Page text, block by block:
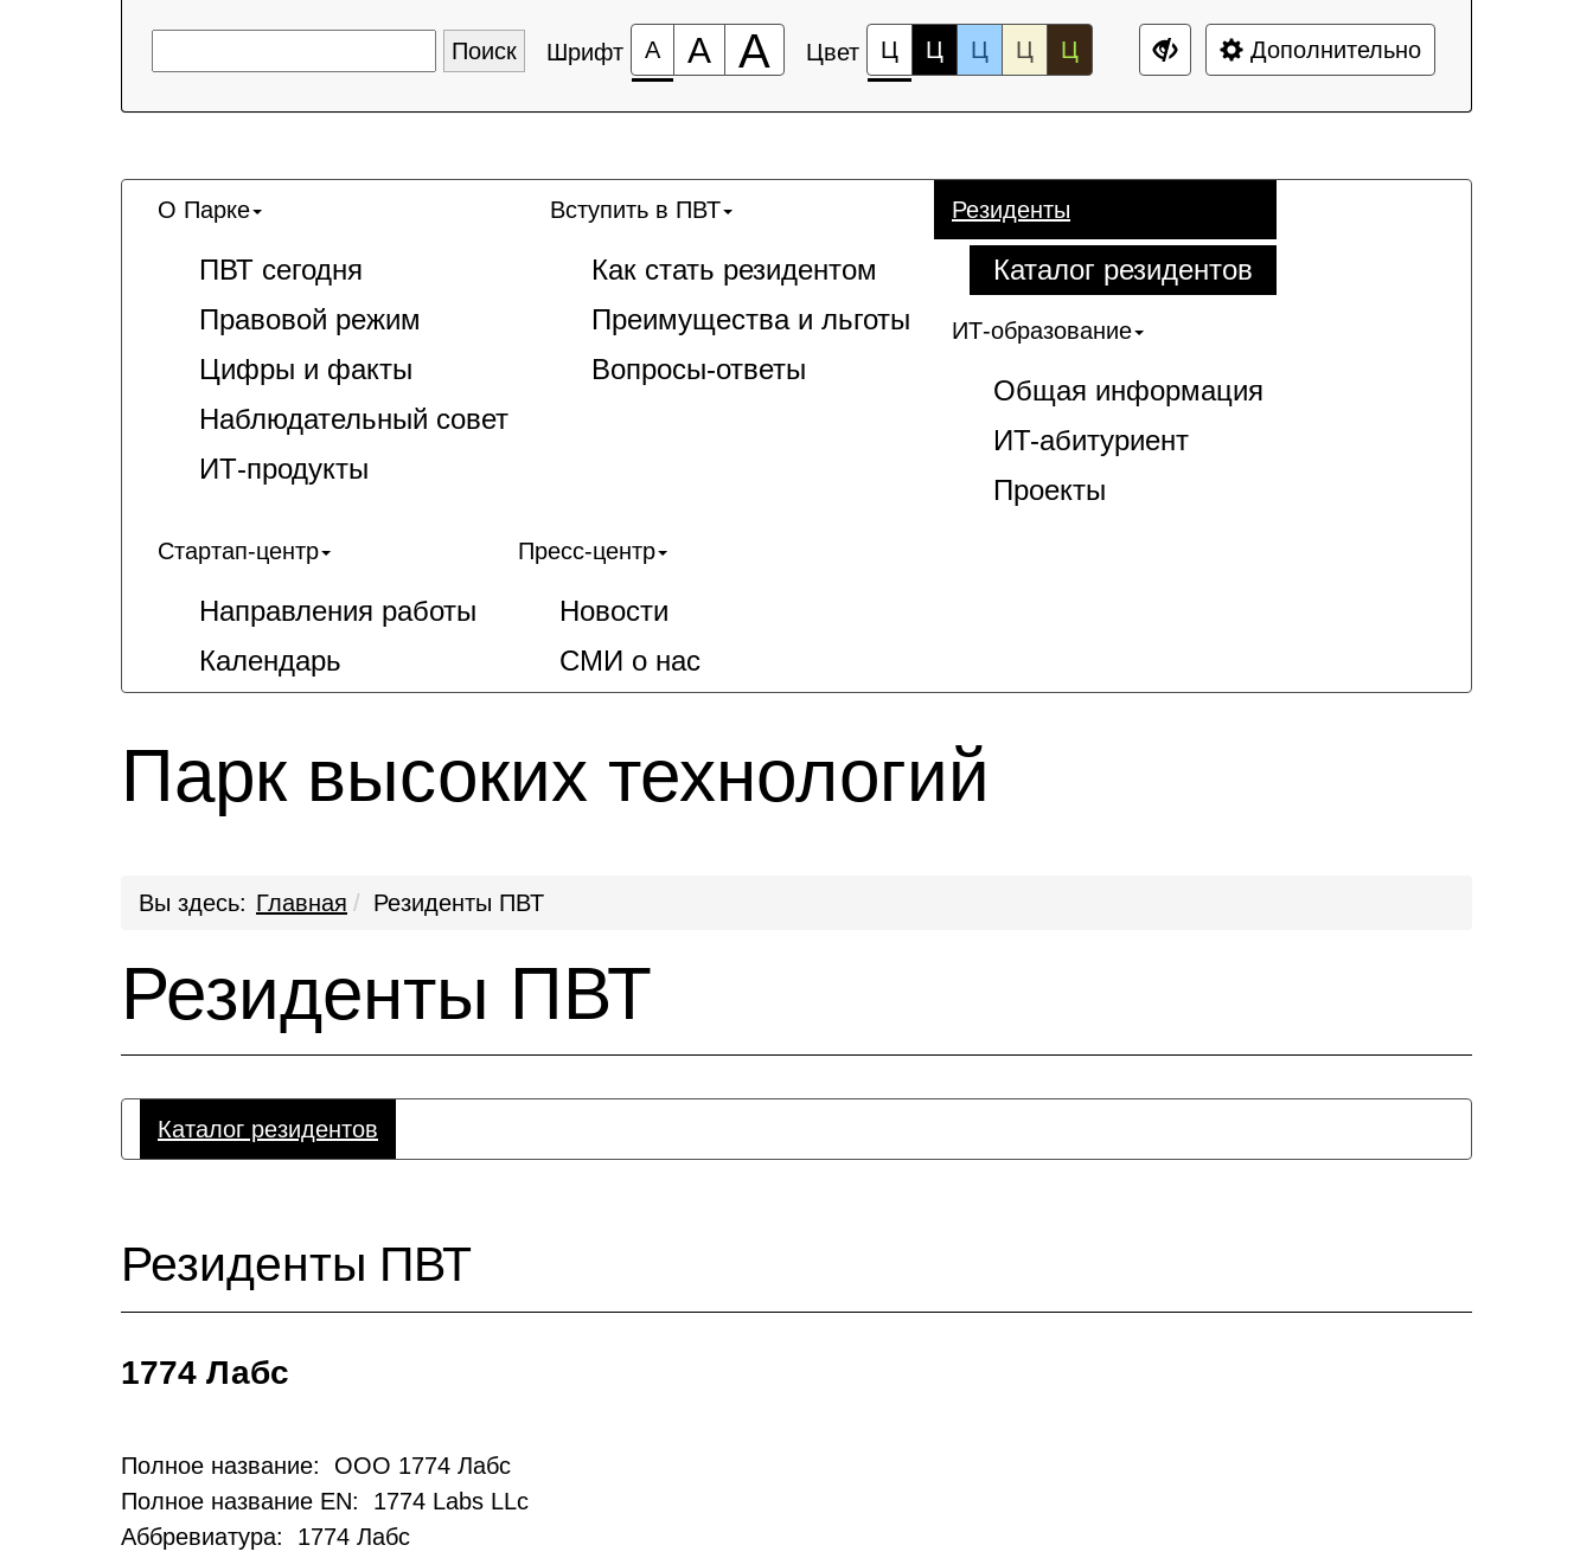
Шрифт А А А Цвет Ц Ц Ц Ц Ц Дополнительно
О Парке
ПВТ сегодня
Правовой режим
Цифры и факты
Наблюдательный совет
ИТ-продукты
Вступить в ПВТ
Как стать резидентом
Преимущества и льготы
Вопросы-ответы
Резиденты
Каталог резидентов
ИТ-образование
Общая информация
ИT-абитуриент
Проекты
Стартап-центр
Направления работы
Календарь
Пресс-центр
Новости
СМИ о нас
Парк высоких технологий
Вы здесь: Главная Резиденты ПВТ
Резиденты ПВТ
Каталог резидентов
Резиденты ПВТ
1774 Лабс
Полное название: ООО 1774 Лабс
Полное название EN: 1774 Labs LLc
Аббревиатура: 1774 Лабс